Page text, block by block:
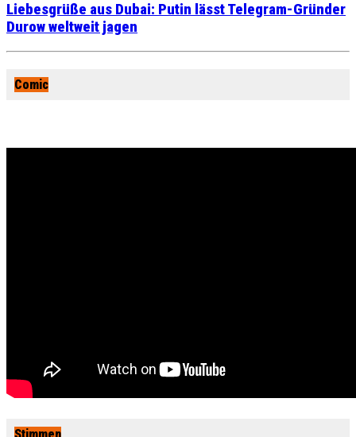
Liebesgrüße aus Dubai: Putin lässt Telegram-Gründer
Durow weltweit jagen
Comic